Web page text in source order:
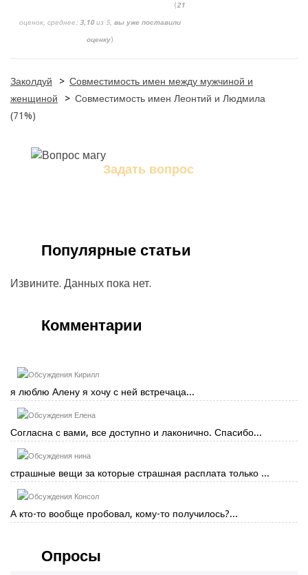
(21
оценок, среднее: 3,10из 5, вы уже поставили
оценку)
Заколдуй > Совместимость имен между мужчиной и
женщиной
> Совместимость имен Леонтий и Людмила
(71%)
Задать вопрос
Популярные статьи
Извините. Данных пока нет.
Комментарии
Кирилл
я люблю Алену я хочу с ней встречаца...
Елена
Согласна с вами, все доступно и лаконично. Спасибо...
нина
страшные вещи за которые страшная расплата только ...
Консол
А кто-то вообще пробовал, кому-то получилось?...
Опросы